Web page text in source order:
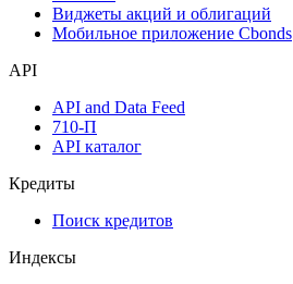
Виджеты акций и облигаций
Мобильное приложение Cbonds
API
API and Data Feed
710-П
API каталог
Кредиты
Поиск кредитов
Индексы